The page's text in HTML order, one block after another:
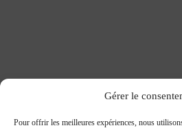
Gérer le
Pour offrir les meilleures expériences, nous